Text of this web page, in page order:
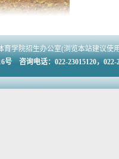
育学院招生办公室(浏览本站建议使
号 咨询电话：022-23015120，